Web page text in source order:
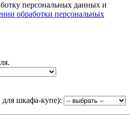
персональных данных и
обработки персональных
шкафа-купе):